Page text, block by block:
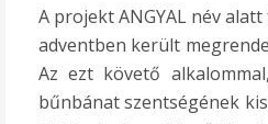
A projekt ANGYAL név
adventben került
Az ezt követő
bűnbánat szentségének